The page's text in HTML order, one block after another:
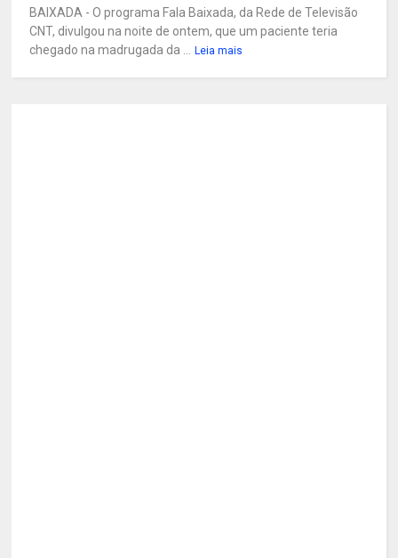
BAIXADA - O programa Fala Baixada, da Rede de Televisão
CNT, divulgou na noite de ontem, que um paciente teria
chegado na madrugada da ...
Leia mais